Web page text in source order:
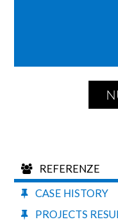
REFERENZE
CASE HISTORY
PROJECTS